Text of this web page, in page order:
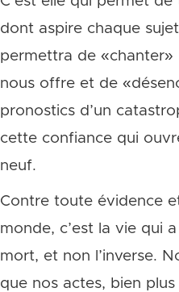
dont aspire chaque
permettra de
nous offre et de
pronostics d’un
cette confiance qui
neuf.
Contre toute évidence
monde, c’est la vie qui
mort, et non l’inverse.
que nos actes, bien